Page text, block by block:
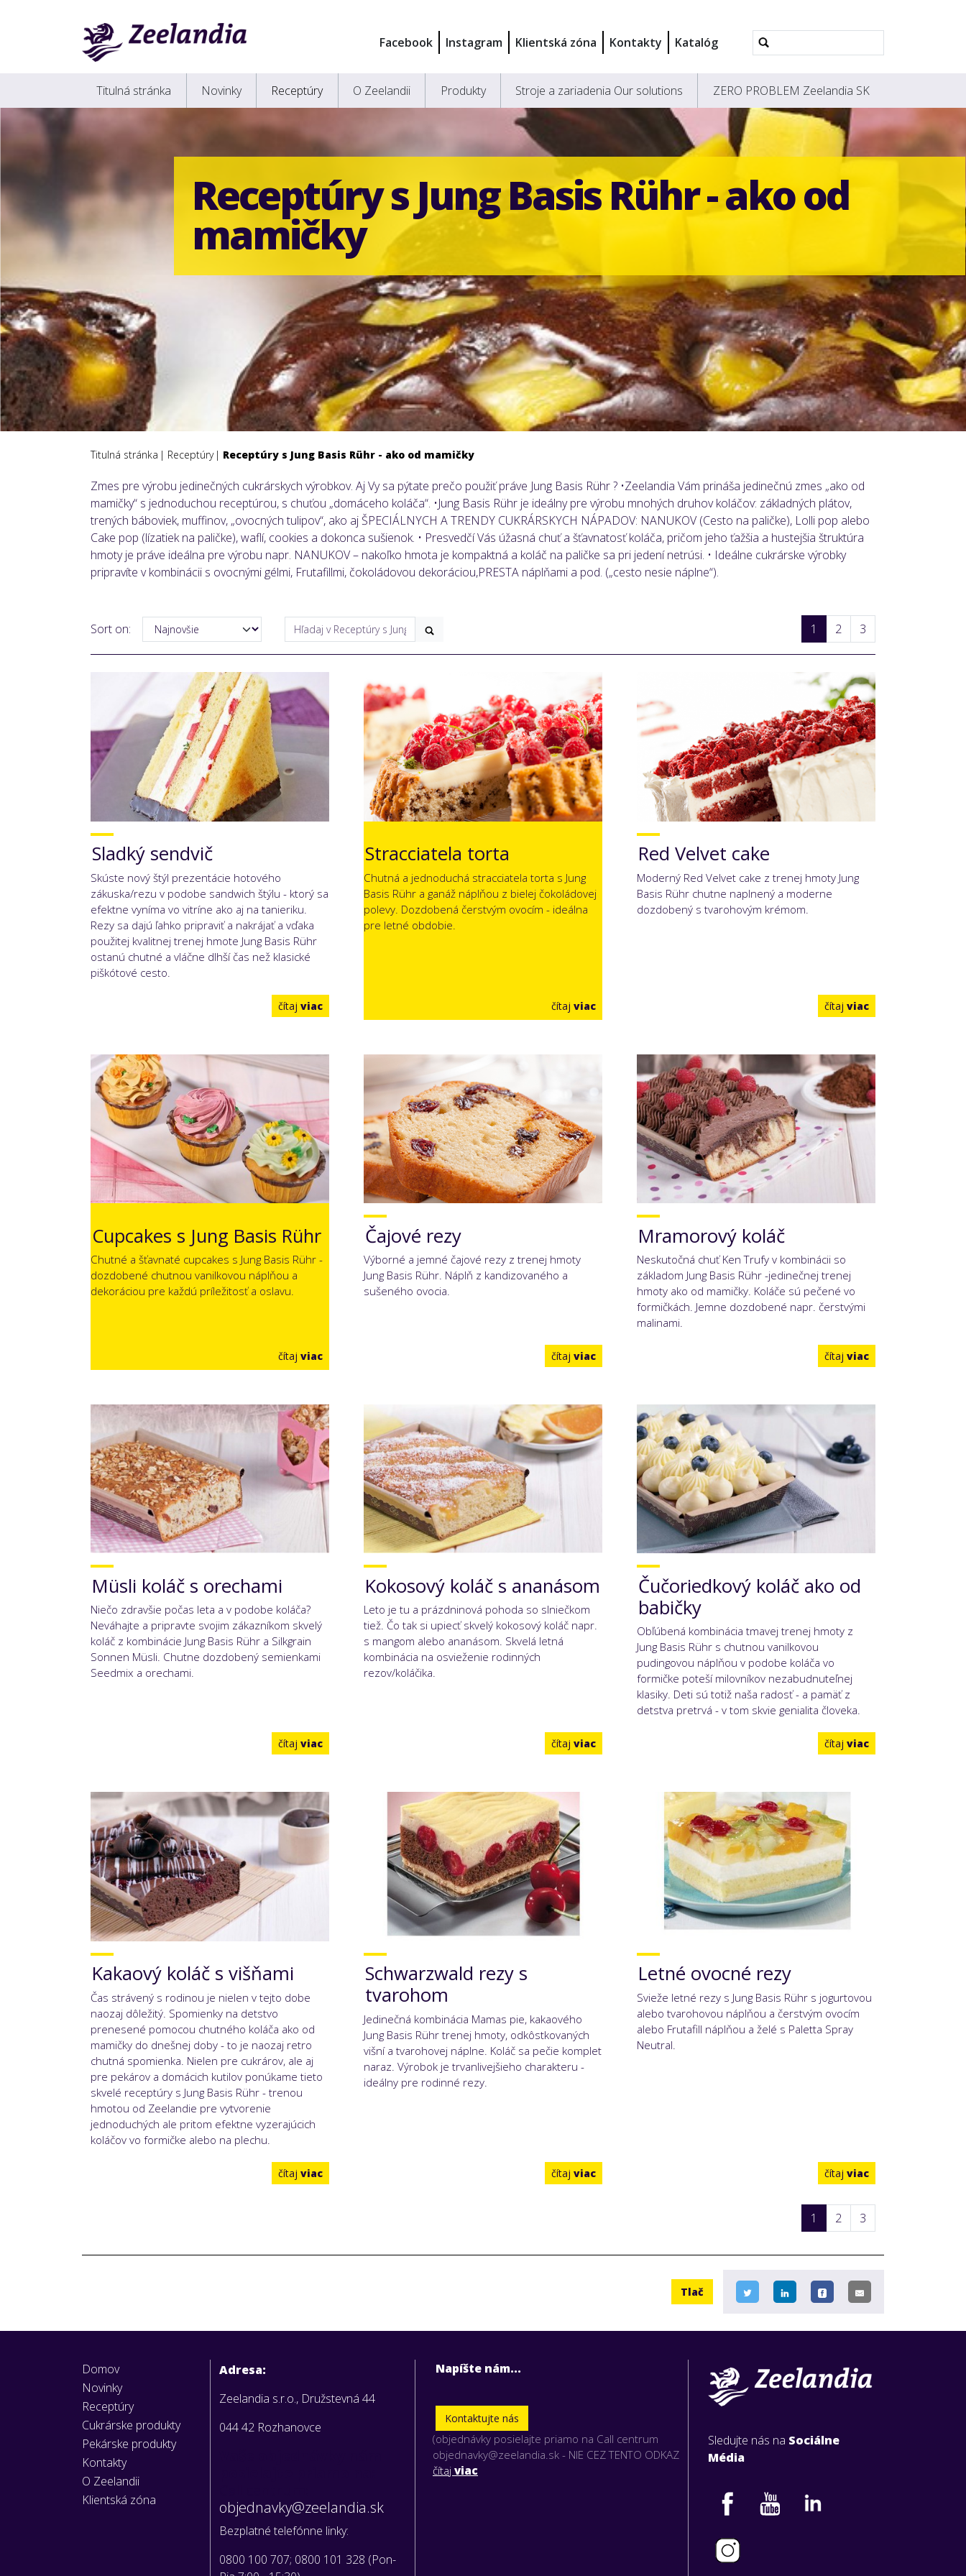
Facebook Instagram Klientská zóna Kontakty Katalóg
Rozšírené
vyhľadávanie...
Titulná stránka Novinky Receptúry O Zeelandii Produkty Stroje a zariadenia Our solutions ZERO PROBLEM Zeelandia SK
Receptúry s Jung Basis Rühr - ako od
mamičky
Titulná stránka Receptúry Receptúry s Jung Basis Rühr - ako od mamičky
Zmes pre výrobu jedinečných cukrárskych výrobkov. Aj Vy sa pýtate prečo použiť práve Jung Basis Rühr ? •Zeelandia Vám prináša jedinečnú zmes „ako od
mamičky“ s jednoduchou receptúrou, s chuťou „domáceho koláča“. •Jung Basis Rühr je ideálny pre výrobu mnohých druhov koláčov: základných plátov,
trených báboviek, muffinov, „ovocných tulipov“, ako aj ŠPECIÁLNYCH A TRENDY CUKRÁRSKYCH NÁPADOV: NANUKOV (Cesto na paličke), Lolli pop alebo
Cake pop (lízatiek na paličke), waflí, cookies a dokonca sušienok. • Presvedčí Vás úžasná chuť a šťavnatosť koláča, pričom jeho ťažšia a hustejšia štruktúra
hmoty je práve ideálna pre výrobu napr. NANUKOV – nakoľko hmota je kompaktná a koláč na paličke sa pri jedení netrúsi. • Ideálne cukrárske výrobky
pripravíte v kombinácii s ovocnými gélmi, Frutafillmi, čokoládovou dekoráciou,PRESTA náplňami a pod. („cesto nesie náplne“).
Sort on: 1 2 3
Sladký sendvič
Skúste nový štýl prezentácie hotového
zákuska/rezu v podobe sandwich štýlu - ktorý sa
efektne vyníma vo vitríne ako aj na tanieriku.
Rezy sa dajú ľahko pripraviť a nakrájať a vďaka
použitej kvalitnej trenej hmote Jung Basis Rühr
ostanú chutné a vláčne dlhší čas než klasické
piškótové cesto.
čítaj viac
Stracciatela torta
Chutná a jednoduchá stracciatela torta s Jung
Basis Rühr a ganáž náplňou z bielej čokoládovej
polevy. Dozdobená čerstvým ovocím - ideálna
pre letné obdobie.
čítaj viac
Red Velvet cake
Moderný Red Velvet cake z trenej hmoty Jung
Basis Rühr chutne naplnený a moderne
dozdobený s tvarohovým krémom.
čítaj viac
Cupcakes s Jung Basis Rühr
Chutné a šťavnaté cupcakes s Jung Basis Rühr -
dozdobené chutnou vanilkovou náplňou a
dekoráciou pre každú príležitosť a oslavu.
čítaj viac
Čajové rezy
Výborné a jemné čajové rezy z trenej hmoty
Jung Basis Rühr. Náplň z kandizovaného a
sušeného ovocia.
čítaj viac
Mramorový koláč
Neskutočná chuť Ken Trufy v kombinácii so
základom Jung Basis Rühr -jedinečnej trenej
hmoty ako od mamičky. Koláče sú pečené vo
formičkách. Jemne dozdobené napr. čerstvými
malinami.
čítaj viac
Müsli koláč s orechami
Niečo zdravšie počas leta a v podobe koláča?
Neváhajte a pripravte svojim zákazníkom skvelý
koláč z kombinácie Jung Basis Rühr a Silkgrain
Sonnen Müsli. Chutne dozdobený semienkami
Seedmix a orechami.
čítaj viac
Kokosový koláč s ananásom
Leto je tu a prázdninová pohoda so slniečkom
tiež. Čo tak si upiecť skvelý kokosový koláč napr.
s mangom alebo ananásom. Skvelá letná
kombinácia na osvieženie rodinných
rezov/koláčika.
čítaj viac
Čučoriedkový koláč ako od
babičky
Obľúbená kombinácia tmavej trenej hmoty z
Jung Basis Rühr s chutnou vanilkovou
pudingovou náplňou v podobe koláča vo
formičke poteší milovníkov nezabudnuteľnej
klasiky. Deti sú totiž naša radosť - a pamäť z
detstva pretrvá - v tom skvie genialita človeka.
čítaj viac
Kakaový koláč s višňami
Čas strávený s rodinou je nielen v tejto dobe
naozaj dôležitý. Spomienky na detstvo
prenesené pomocou chutného koláča ako od
mamičky do dnešnej doby - to je naozaj retro
chutná spomienka. Nielen pre cukrárov, ale aj
pre pekárov a domácich kutilov ponúkame tieto
skvelé receptúry s Jung Basis Rühr - trenou
hmotou od Zeelandie pre vytvorenie
jednoduchých ale pritom efektne vyzerajúcich
koláčov vo formičke alebo na plechu.
čítaj viac
Schwarzwald rezy s
tvarohom
Jedinečná kombinácia Mamas pie, kakaového
Jung Basis Rühr trenej hmoty, odkôstkovaných
višní a tvarohovej náplne. Koláč sa pečie komplet
naraz. Výrobok je trvanlivejšieho charakteru -
ideálny pre rodinné rezy.
čítaj viac
Letné ovocné rezy
Svieže letné rezy s Jung Basis Rühr s jogurtovou
alebo tvarohovou náplňou a čerstvým ovocím
alebo Frutafill náplňou a želé s Paletta Spray
Neutral.
čítaj viac
1 2 3
Tlač
Domov
Novinky
Receptúry
Cukrárske produkty
Pekárske produkty
Kontakty
O Zeelandii
Klientská zóna
Adresa:
Zeelandia s.r.o., Družstevná 44
044 42 Rozhanovce
objednavky@zeelandia.sk
Bezplatné telefónne linky:
0800 100 707; 0800 101 328 (Pon-
Napíšte nám...
Kontaktujte nás
(objednávky posielajte priamo na Call centrum
objednavky@zeelandia.sk - NIE CEZ TENTO ODKAZ
čítaj viac
Sledujte nás na Sociálne
Média